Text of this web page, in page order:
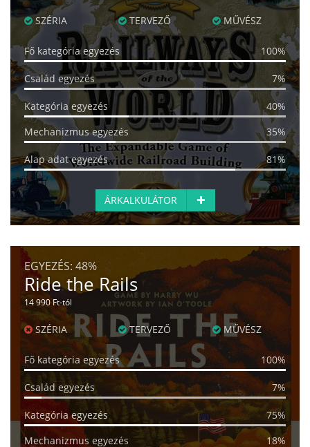
SZÉRIA TERVEZŐ MŰVÉSZ
Fő kategória egyezés 100%
Család egyezés 7%
Kategória egyezés
40%
Mechanizmus egyezés
35%
Alap adat egyezés 81%
ÁRKALKULÁTOR
EGYEZÉS: 48%
Ride the Rails
14 990 Ft-tól
SZÉRIA TERVEZŐ MŰVÉSZ
Fő kategória egyezés 100%
Család egyezés 7%
Kategória egyezés
75%
Mechanizmus egyezés
18%